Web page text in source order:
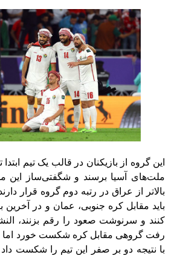
این گروه از بازیکنان در قالب یک تیم ابتدا
ملت‌های آسیا برسند و شگفتی‌ساز این
بالاتر از عراق در رتبه دوم گروه قرار
باید مقابل کره جنوبی، عمان و در آخرین
کنند و سرنوشت صعود را رقم بزنند،
رفت گروهی مقابل کره شکست خورد اما
با نتیجه دو بر صفر این تیم را شکست